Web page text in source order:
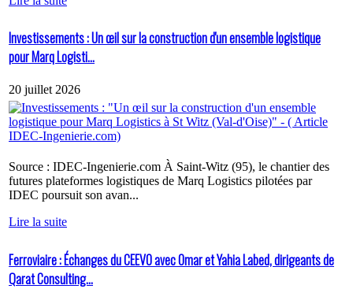
Investissements : Un œil sur la construction d'un ensemble logistique
pour Marq Logisti...
20 juillet 2026
Source : IDEC-Ingenierie.com À Saint-Witz (95), le chantier des
futures plateformes logistiques de Marq Logistics pilotées par
IDEC poursuit son avan...
Lire la suite
Ferroviaire : Échanges du CEEVO avec Omar et Yahia Labed, dirigeants de
Qarat Consulting...